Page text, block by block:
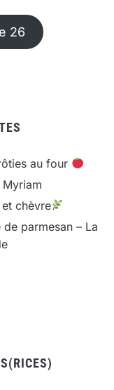
26
au four
chèvre
parmesan – La